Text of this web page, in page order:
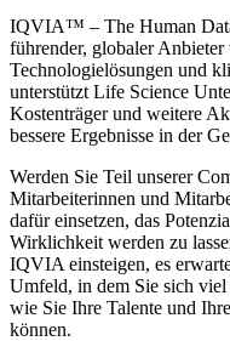
IQVIA™ – The Human
führender, globaler
Technologielösungen und
unterstützt Life Science
Kostenträger und weitere
bessere Ergebnisse in der
Werden Sie Teil unserer
Mitarbeiterinnen und
dafür einsetzen, das
Wirklichkeit werden zu
IQVIA einsteigen, es
Umfeld, in dem Sie sich viel
wie Sie Ihre Talente und
können.